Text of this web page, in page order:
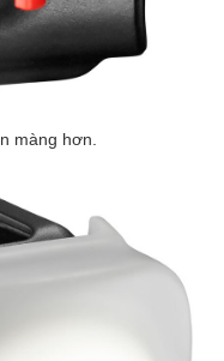
màng hơn.